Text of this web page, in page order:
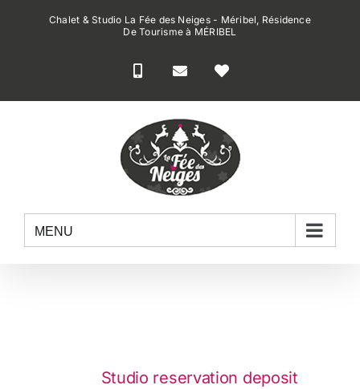
Chalet & Studio La Fée des Neiges - Méribel, Résidence
De Tourisme à MÉRIBEL
MENU
Studio reservation deposit